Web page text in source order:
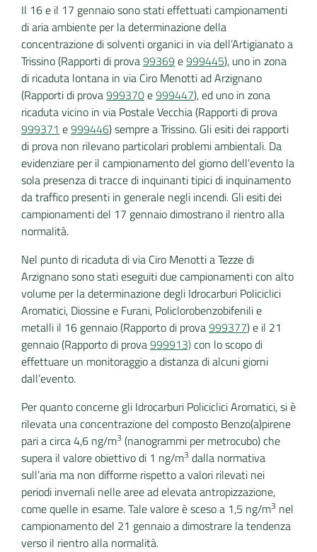
Il 16 e il 17 gennaio sono stati effettuati campionamenti
di aria ambiente per la determinazione della
concentrazione di solventi organici in via dell’Artigianato a
Trissino (Rapporti di prova99369 e999445), uno in zona
di ricaduta lontana in via Ciro Menotti ad Arzignano
(Rapporti di prova999370e999447), ed uno in zona
ricaduta vicino in via Postale Vecchia (Rapporti di prova
999371 e999446) sempre a Trissino. Gli esiti dei rapporti
di prova non rilevano particolari problemi ambientali. Da
evidenziare per il campionamento del giorno dell’evento la
sola presenza di tracce di inquinanti tipici di inquinamento
da traffico presenti in generale negli incendi. Gli esiti dei
campionamenti del 17 gennaio dimostrano il rientro alla
normalità.
Nel punto di ricaduta di via Ciro Menotti a Tezze di
Arzignano sono stati eseguiti due campionamenti con alto
volume per la determinazione degli Idrocarburi Policiclici
Aromatici, Diossine e Furani, Policlorobenzobifenili e
metalli il 16 gennaio (Rapporto di prova999377) e il 21
gennaio (Rapporto di prova999913)con lo scopo di
effettuare un monitoraggio a distanza di alcuni giorni
dall’evento.
Per quanto concerne gli Idrocarburi Policiclici Aromatici, si è
rilevata una concentrazione del composto Benzo(a)pirene
pari a circa 4,6 ng/m3 (nanogrammi per metrocubo) che
supera il valore obiettivo di 1 ng/m3 dalla normativa
sull’aria ma non difforme rispetto a valori rilevati nei
periodi invernali nelle aree ad elevata antropizzazione,
come quelle in esame. Tale valore è sceso a 1,5 ng/m3 nel
campionamento del 21 gennaio a dimostrare la tendenza
verso il rientro alla normalità.